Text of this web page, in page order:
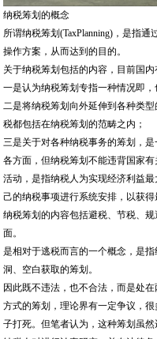
纳税筹划的概念
所谓纳税筹划(TaxPlanning)，是指
操作方案，从而达到的目的。
关于纳税筹划包括的内容，目前国内
一是认为纳税筹划专指一种情况即
二是将纳税筹划向外延伸到各种类
税都包括在纳税筹划的范畴之内；
三是关于对各种纳税事务的筹划，
各方面，但纳税筹划不能违背国家
活动，是指纳税人为实现经济利益
己的纳税事项进行系统安排，以获
纳税筹划的内容包括避税、节税、
面。
是相对于逃税而言的一个概念，是
洞、空白获取的筹划。
因此既不违法，也不合法，而是处
方式的筹划，理论界有一定争议，
子打死。但笔者认为，这种筹划虽